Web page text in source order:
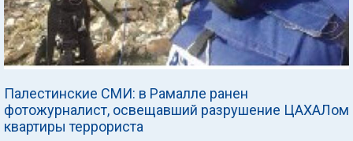
Палестинские СМИ: в Рамалле ранен
фотожурналист, освещавший разрушение ЦАХАЛом
квартиры террориста